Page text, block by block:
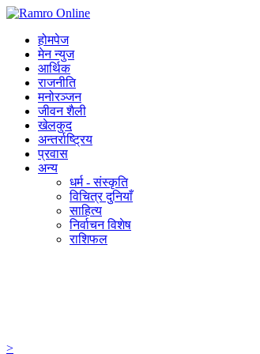
होमपेज
मेन न्युज
आर्थिक
राजनीति
मनोरञ्जन
जीवन शैली
खेलकुद
अन्तर्राष्ट्रिय
प्रवास
अन्य
धर्म - संस्कृति
विचित्र दुनियाँ
साहित्य
निर्वाचन विशेष
राशिफल
>